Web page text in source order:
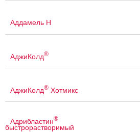
Аддамель Н
АджиКолд®
АджиКолд® Хотмикс
Адрибластин®
быстрорастворимый